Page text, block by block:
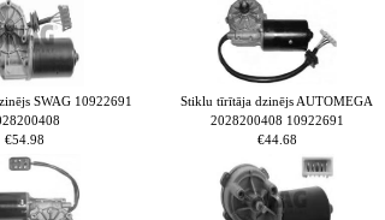
SWAG 10922691
€54.98
Stiklu tīrītāja dzinējs AUTOMEGA
2028200408 10922691
€44.68